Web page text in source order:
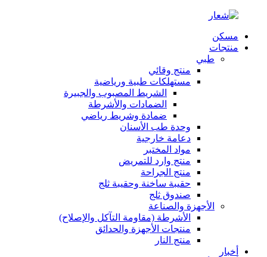
مسكن
منتجات
طبي
منتج وقائي
مستهلكات طبية ورياضية
الشريط المصبوب والجبيرة
الضمادات والأشرطة
ضمادة وشريط رياضي
وحدة طب الأسنان
دعامة خارجية
مواد المختبر
منتج وارد للتمريض
منتج الجراحة
حقيبة ساخنة وحقيبة ثلج
صندوق ثلج
الأجهزة والصناعة
الأشرطة (مقاومة التآكل والإصلاح)
منتجات الأجهزة والحدائق
منتج النار
أخبار